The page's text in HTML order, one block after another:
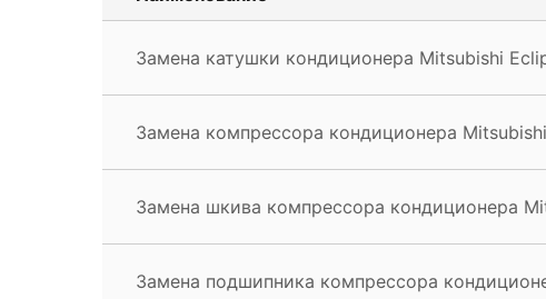
Замена катушки кондиционера Mitsubishi
Замена компрессора кондиционера
Замена шкива компрессора кондиционера
Замена подшипника компрессора